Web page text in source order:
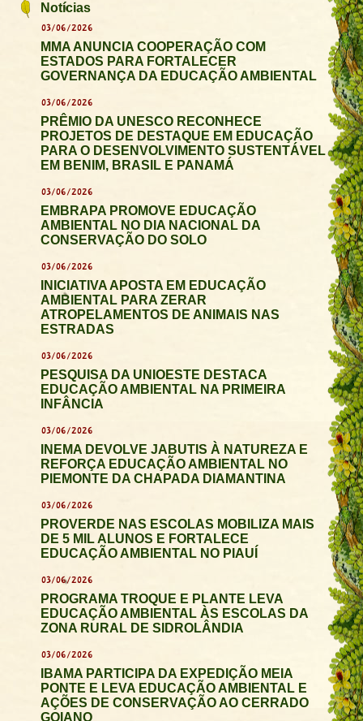
Notícias
03/06/2026
MMA ANUNCIA COOPERAÇÃO COM
ESTADOS PARA FORTALECER
GOVERNANÇA DA EDUCAÇÃO AMBIENTAL
03/06/2026
PRÊMIO DA UNESCO RECONHECE
PROJETOS DE DESTAQUE EM EDUCAÇÃO
PARA O DESENVOLVIMENTO SUSTENTÁVEL
EM BENIM, BRASIL E PANAMÁ
03/06/2026
EMBRAPA PROMOVE EDUCAÇÃO
AMBIENTAL NO DIA NACIONAL DA
CONSERVAÇÃO DO SOLO
03/06/2026
INICIATIVA APOSTA EM EDUCAÇÃO
AMBIENTAL PARA ZERAR
ATROPELAMENTOS DE ANIMAIS NAS
ESTRADAS
03/06/2026
PESQUISA DA UNIOESTE DESTACA
EDUCAÇÃO AMBIENTAL NA PRIMEIRA
INFÂNCIA
03/06/2026
INEMA DEVOLVE JABUTIS À NATUREZA E
REFORÇA EDUCAÇÃO AMBIENTAL NO
PIEMONTE DA CHAPADA DIAMANTINA
03/06/2026
PROVERDE NAS ESCOLAS MOBILIZA MAIS
DE 5 MIL ALUNOS E FORTALECE
EDUCAÇÃO AMBIENTAL NO PIAUÍ
03/06/2026
PROGRAMA TROQUE E PLANTE LEVA
EDUCAÇÃO AMBIENTAL ÀS ESCOLAS DA
ZONA RURAL DE SIDROLÂNDIA
03/06/2026
IBAMA PARTICIPA DA EXPEDIÇÃO MEIA
PONTE E LEVA EDUCAÇÃO AMBIENTAL E
AÇÕES DE CONSERVAÇÃO AO CERRADO
GOIANO